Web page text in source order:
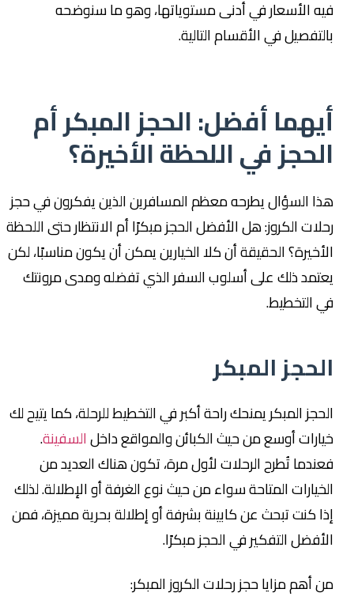
فيه الأسعار في أدنى مستوياتها، وهو ما سنوضحه
بالتفصيل في الأقسام التالية.
أيهما أفضل: الحجز المبكر أم
الحجز في اللحظة الأخيرة؟
هذا السؤال يطرحه معظم المسافرين الذين يفكرون في حجز
رحلات الكروز: هل الأفضل الحجز مبكرًا أم الانتظار حتى اللحظة
الأخيرة؟ الحقيقة أن كلا الخيارين يمكن أن يكون مناسبًا، لكن
يعتمد ذلك على أسلوب السفر الذي تفضله ومدى مرونتك
في التخطيط.
الحجز المبكر
الحجز المبكر يمنحك راحة أكبر في التخطيط للرحلة، كما يتيح لك
خيارات أوسع من حيث الكبائن والمواقع داخلالسفينة.
فعندما تُطرح الرحلات لأول مرة، تكون هناك العديد من
الخيارات المتاحة سواء من حيث نوع الغرفة أو الإطلالة. لذلك
إذا كنت تبحث عن كابينة بشرفة أو إطلالة بحرية مميزة، فمن
الأفضل التفكير في الحجز مبكرًا.
من أهم مزايا حجز رحلات الكروز المبكر: